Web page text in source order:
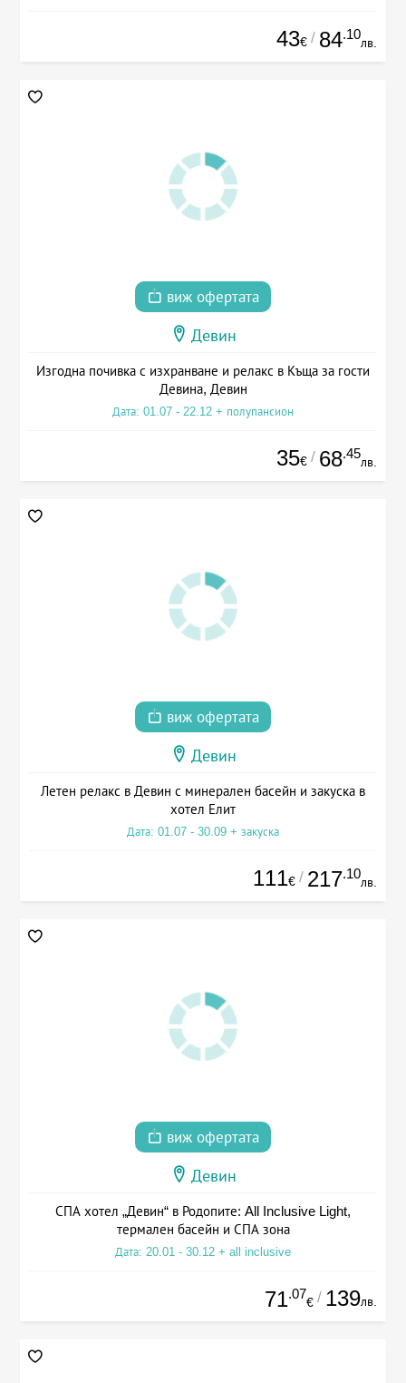
43€ / 84.10
лв.
виж офертата
Девин
Изгодна почивка с изхранване и релакс в Къща за гости
Девина, Девин
Дата: 01.07 - 22.12 + полупансион
35€ / 68.45
лв.
виж офертата
Девин
Летен релакс в Девин с минерален басейн и закуска в
хотел Елит
Дата: 01.07 - 30.09 + закуска
111€ / 217.10
лв.
виж офертата
Девин
СПА хотел „Девин“ в Родопите: All Inclusive Light,
термален басейн и СПА зона
Дата: 20.01 - 30.12 + all inclusive
71.07
€ / 139лв.